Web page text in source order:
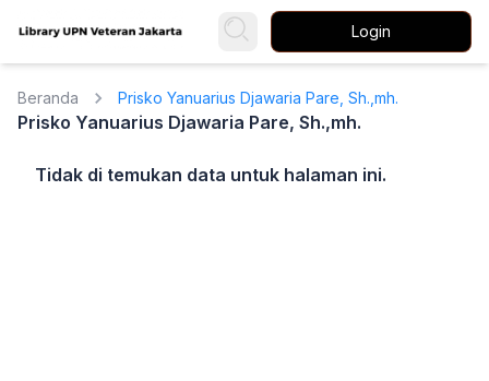
Login
Beranda Prisko Yanuarius Djawaria Pare, Sh.,mh.
Prisko Yanuarius Djawaria Pare, Sh.,mh.
Tidak di temukan data untuk halaman ini.